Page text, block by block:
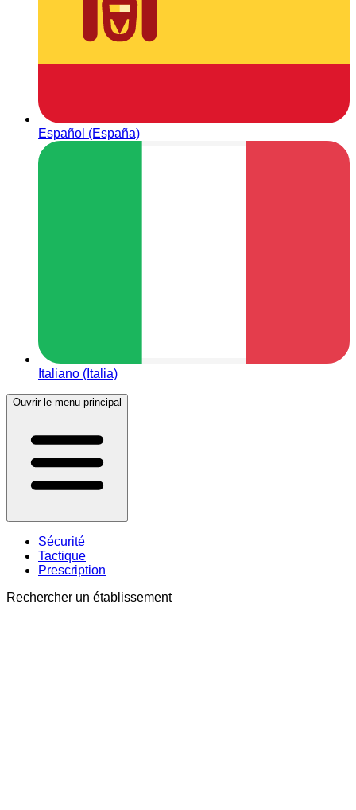
Español (España)
Italiano (Italia)
Ouvrir le menu principal
Sécurité
Tactique
Prescription
Rechercher un établissement